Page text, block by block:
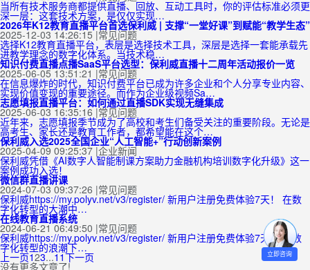
当所有技术服务商都提供直播、回放、互动工具时，你的评估标准必须更
深一层：这套技术方案，是仅仅实现…
2026年K12教育直播平台首选保利威 | 支撑“一堂好课”到赋能“教学生态”
2025-12-03 14:26:15 |常见问题
选择K12教育直播平台，表层是选择技术工具，深层是选择一套能承载先
进教学理念的数字化体系。当技术稳…
知识付费直播点播SaaS平台选型：保利威直播十二周年活动报价一览
2025-06-05 13:51:21 |常见问题
在信息爆炸的时代，知识付费平台已成为许多企业和个人分享专业内容、
实现价值变现的重要途径。而作为企业级视频Sa…
志愿填报直播平台：如何通过直播SDK实现无缝集成
2025-06-03 16:35:16 |常见问题
近年来，志愿填报季节成为了高校和考生们备受关注的重要阶段。无论是
高考生、家长还是教育工作者，都希望能在这个…
保利威入选2025全国企业“人工智能+”行动创新案例
2025-04-09 09:25:37 |企业新闻
保利威凭借《AI数字人智能制课方案助力金融机构培训数字化升级》这一
案例成功入选！
微信群直播讲课
2024-07-03 09:37:26 |常见问题
保利威https://my.polyv.net/v3/register/ 新用户注册免费体验7天！ 在数
字化转型的大潮中…
在线教育直播系统
2024-06-21 06:49:50 |常见问题
保利威https://my.polyv.net/v3/register/ 新用户注册免费体验7天！ 在数
字化转型的浪潮下…
上一页123...11下一页
没有更多文章了!
立即咨询